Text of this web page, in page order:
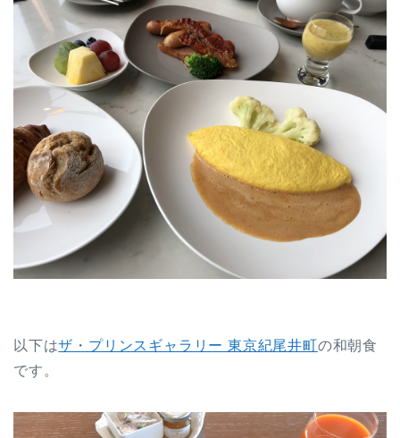
以下はザ・プリンスギャラリー 東京紀尾井町の和朝食
です。